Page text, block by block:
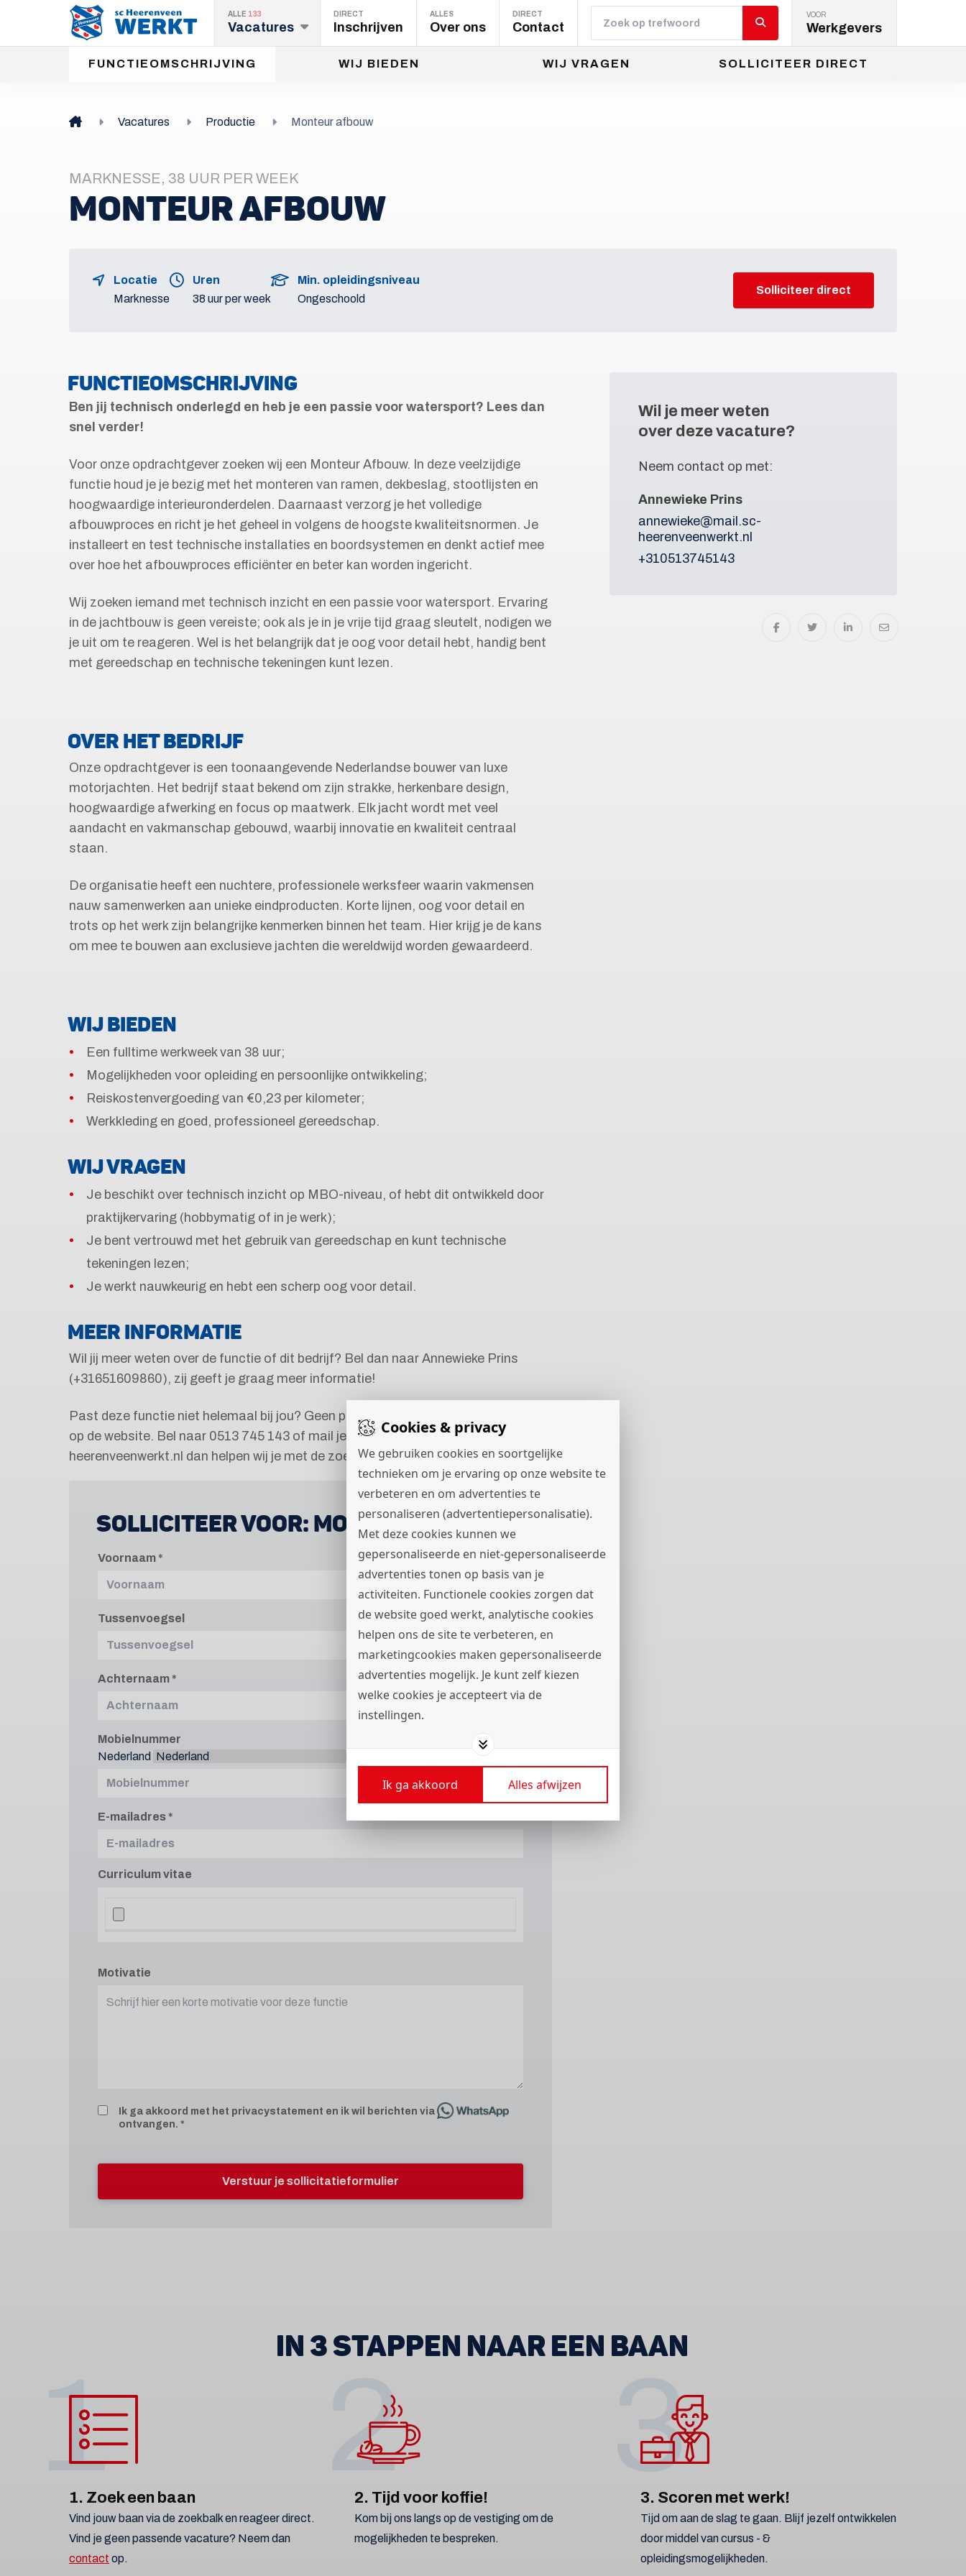
Cookies & privacy
We gebruiken cookies en soortgelijke
technieken om je ervaring op onze website te
verbeteren en om advertenties te
personaliseren (advertentiepersonalisatie).
Met deze cookies kunnen we
gepersonaliseerde en niet-gepersonaliseerde
advertenties tonen op basis van je
activiteiten. Functionele cookies zorgen dat
de website goed werkt, analytische cookies
helpen ons de site te verbeteren, en
marketingcookies maken gepersonaliseerde
advertenties mogelijk. Je kunt zelf kiezen
welke cookies je accepteert via de
instellingen.
Ik ga akkoord Alles afwijzen
ALLE 133
Vacatures
DIRECT
Inschrijven
ALLES
Over ons
DIRECT
Contact
VOOR
Werkgevers
FUNCTIEOMSCHRIJVING WIJ BIEDEN WIJ VRAGEN SOLLICITEER DIRECT
Vacatures Productie Monteur afbouw
MARKNESSE, 38 UUR PER WEEK
MONTEUR AFBOUW
Locatie
Marknesse
Uren
38 uur per week
Min. opleidingsniveau
Ongeschoold
Solliciteer direct
FUNCTIEOMSCHRIJVING
Ben jij technisch onderlegd en heb je een passie voor watersport? Lees dan
snel verder!
Voor onze opdrachtgever zoeken wij een Monteur Afbouw. In deze veelzijdige
functie houd je je bezig met het monteren van ramen, dekbeslag, stootlijsten en
hoogwaardige interieuronderdelen. Daarnaast verzorg je het volledige
afbouwproces en richt je het geheel in volgens de hoogste kwaliteitsnormen. Je
installeert en test technische installaties en boordsystemen en denkt actief mee
over hoe het afbouwproces efficiënter en beter kan worden ingericht.
Wij zoeken iemand met technisch inzicht en een passie voor watersport. Ervaring
in de jachtbouw is geen vereiste; ook als je in je vrije tijd graag sleutelt, nodigen we
je uit om te reageren. Wel is het belangrijk dat je oog voor detail hebt, handig bent
met gereedschap en technische tekeningen kunt lezen.
OVER HET BEDRIJF
Onze opdrachtgever is een toonaangevende Nederlandse bouwer van luxe
motorjachten. Het bedrijf staat bekend om zijn strakke, herkenbare design,
hoogwaardige afwerking en focus op maatwerk. Elk jacht wordt met veel
aandacht en vakmanschap gebouwd, waarbij innovatie en kwaliteit centraal
staan.
De organisatie heeft een nuchtere, professionele werksfeer waarin vakmensen
nauw samenwerken aan unieke eindproducten. Korte lijnen, oog voor detail en
trots op het werk zijn belangrijke kenmerken binnen het team. Hier krijg je de kans
om mee te bouwen aan exclusieve jachten die wereldwijd worden gewaardeerd.
WIJ BIEDEN
Een fulltime werkweek van 38 uur;
Mogelijkheden voor opleiding en persoonlijke ontwikkeling;
Reiskostenvergoeding van €0,23 per kilometer;
Werkkleding en goed, professioneel gereedschap.
WIJ VRAGEN
Je beschikt over technisch inzicht op MBO-niveau, of hebt dit ontwikkeld door
praktijkervaring (hobbymatig of in je werk);
Je bent vertrouwd met het gebruik van gereedschap en kunt technische
tekeningen lezen;
Je werkt nauwkeurig en hebt een scherp oog voor detail.
MEER INFORMATIE
Wil jij meer weten over de functie of dit bedrijf? Bel dan naar Annewieke Prins
(+31651609860), zij geeft je graag meer informatie!
Past deze functie niet helemaal bij jou? Geen probleem, niet alle vacatures staan
op de website. Bel naar 0513 745 143 of mail je cv naar info@sc-
heerenveenwerkt.nl dan helpen wij je met de zoektocht naar jouw passende baan!
SOLLICITEER VOOR:MONTEUR AFBOUW
Voornaam
Tussenvoegsel
Achternaam
Mobielnummer
Nederland
E-mailadres
Curriculum vitae
Motivatie
Ik ga akkoord met het privacystatement en ik wil berichten via
ontvangen.
Verstuur je sollicitatieformulier
Wil je meer weten
over deze vacature?
Neem contact op met:
Annewieke Prins
annewieke@mail.sc-
heerenveenwerkt.nl
+310513745143
IN 3 STAPPEN NAAR EEN BAAN
1
1. Zoek een baan
Vind jouw baan via de zoekbalk en reageer direct.
Vind je geen passende vacature? Neem dan
contact op.
2
2. Tijd voor koffie!
Kom bij ons langs op de vestiging om de
mogelijkheden te bespreken.
3
3. Scoren met werk!
Tijd om aan de slag te gaan. Blijf jezelf ontwikkelen
door middel van cursus - &
opleidingsmogelijkheden.